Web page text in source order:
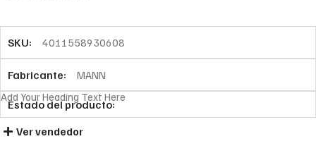
SKU: 4011558930608
Fabricante: MANN
Estado del producto:
Add Your Heading Text Here
Ver vendedor